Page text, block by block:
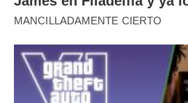
MANCILLADAMENTE CIERTO